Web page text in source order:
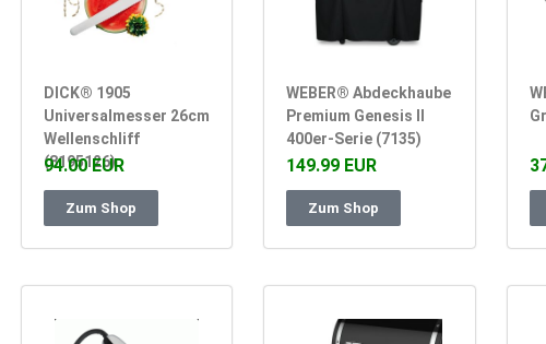
DICK® 1905
Universalmesser 26cm
Wellenschliff
(8195126)
94.00 EUR
Zum Shop
WEBER® Abdeckhaube
Premium Genesis II
400er-Serie (7135)
149.99 EUR
Zum Shop